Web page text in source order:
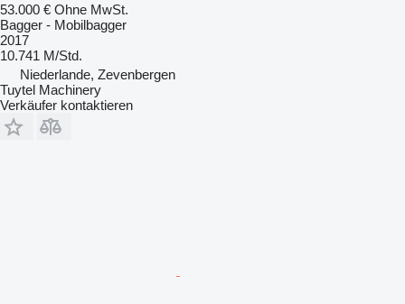
53.000 € Ohne MwSt.
Bagger - Mobilbagger
2017
10.741 M/Std.
Niederlande, Zevenbergen
Tuytel Machinery
Verkäufer kontaktieren